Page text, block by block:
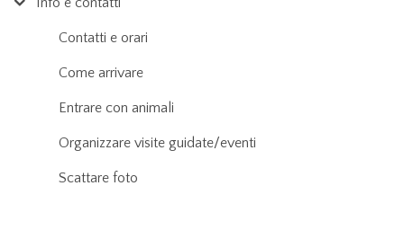
Contatti e orari
Come arrivare
Entrare con animali
Organizzare visite guidate/eventi
Scattare foto